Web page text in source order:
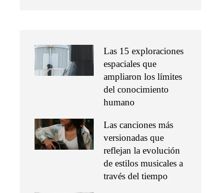
Las 15 exploraciones
espaciales que
ampliaron los límites
del conocimiento
humano
Las canciones más
versionadas que
reflejan la evolución
de estilos musicales a
través del tiempo